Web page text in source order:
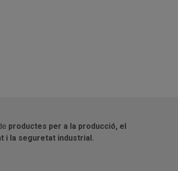
productes per a la producció, el
i la seguretat industrial.